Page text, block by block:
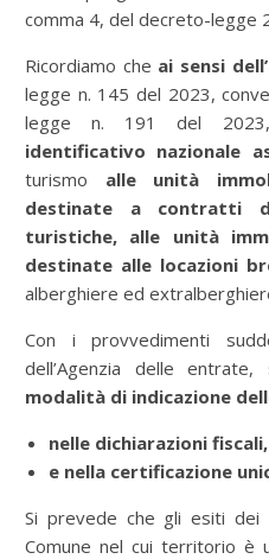
comma 4, del decreto-legge
Ricordiamo che ai sensi
legge n. 145 del 2023,
legge n. 191 del
identificativo nazionale
turismo alle unità
destinate a contratti
turistiche, alle unità
destinate alle locazioni
alberghiere ed
Con i provvedimenti
dell’Agenzia delle entrate,
modalità di indicazione
nelle dichiarazioni fiscali,
e nella certificazione
Si prevede che gli esiti
Comune nel cui territorio è